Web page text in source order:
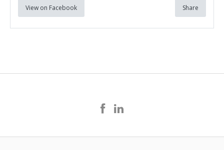
View on Facebook Share